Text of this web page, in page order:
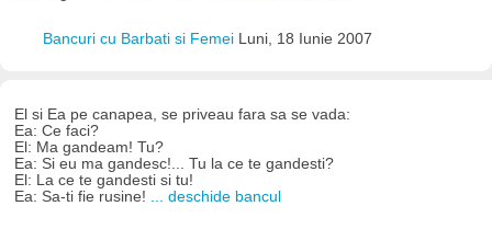
Bancuri cu Barbati si Femei Luni, 18 Iunie 2007
El si Ea pe canapea, se priveau fara sa se vada:
Ea: Ce faci?
El: Ma gandeam! Tu?
Ea: Si eu ma gandesc!... Tu la ce te gandesti?
El: La ce te gandesti si tu!
Ea: Sa-ti fie rusine! ... deschide bancul